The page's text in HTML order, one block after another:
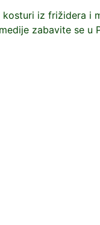
iz frižidera
zabavite se